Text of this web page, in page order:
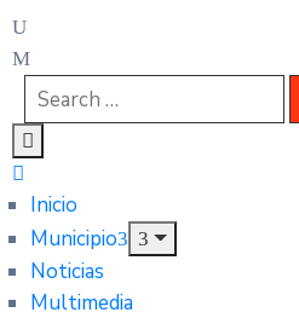
Inicio
Municipio
Noticias
Multimedia